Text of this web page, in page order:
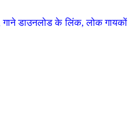
गाने डाउनलोड के लिंक, लोक गायकों